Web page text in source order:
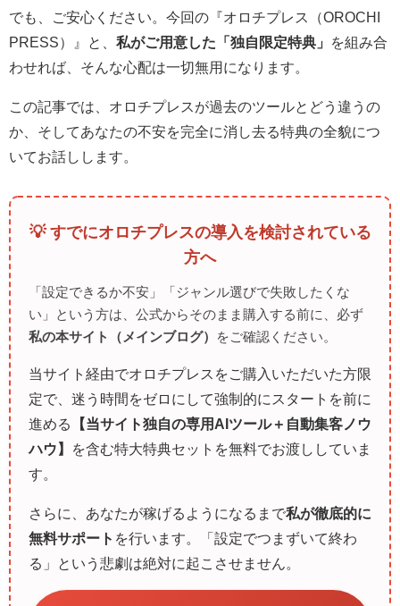
でも、ご安心ください。今回の『オロチプレス（OROCHI
PRESS）』と、 私がご用意した「独自限定特典」
を組み合
わせれば、そんな心配は一切無用になります。
この記事では、オロチプレスが過去のツールとどう違うの
か、そしてあなたの不安を完全に消し去る特典の全貌につ
いてお話しします。
💡 すでにオロチプレスの導入を検討されている
方へ
「設定できるか不安」「ジャンル選びで失敗したくな
い」という方は、公式からそのまま購入する前に、必ず
私の本サイト（メインブログ）
をご確認ください。
当サイト経由でオロチプレスをご購入いただいた方限
定で、迷う時間をゼロにして強制的にスタートを前に
進める
【当サイト独自の専用AIツール＋自動集客ノウ
ハウ】
を含む特大特典セットを無料でお渡ししていま
す。
さらに、あなたが稼げるようになるまで私が徹底的に
無料サポート を行います。「設定でつまずいて終わ
る」という悲劇は絶対に起こさせません。